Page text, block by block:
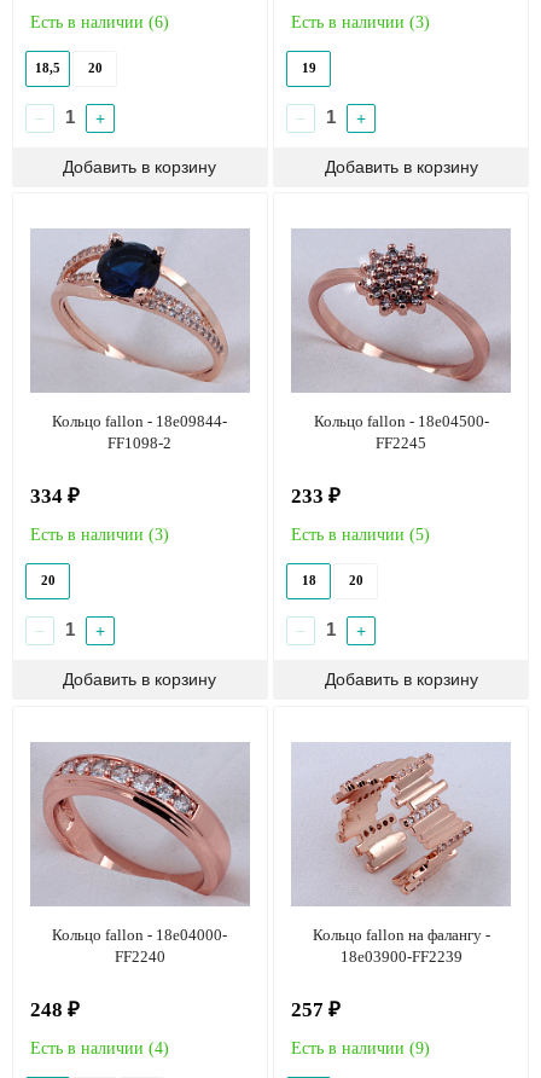
Есть в наличии (6)
18,5 20
− +
Есть в наличии (3)
19
− +
Кольцо fallon - 18e09844-
FF1098-2
334 ₽
Есть в наличии (3)
20
− +
Кольцо fallon - 18e04500-
FF2245
233 ₽
Есть в наличии (5)
18 20
− +
Кольцо fallon - 18e04000-
FF2240
248 ₽
Есть в наличии (4)
Кольцо fallon на фалангу -
18e03900-FF2239
257 ₽
Есть в наличии (9)